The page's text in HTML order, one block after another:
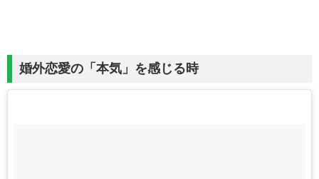
婚外恋愛の「本気」を感じる時